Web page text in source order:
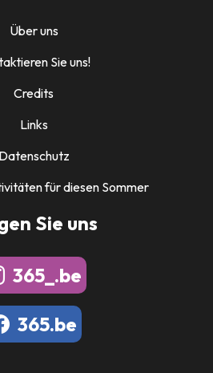
Über uns
Sie uns!
Credits
Links
Datenschutz
für diesen Sommer
Sie uns
365_.be
365.be